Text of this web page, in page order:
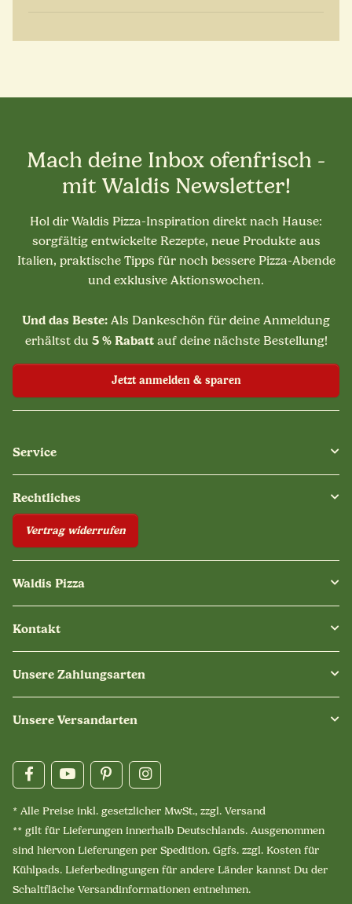
Mach deine Inbox ofenfrisch -
mit Waldis Newsletter!
Hol dir Waldis Pizza-Inspiration direkt nach Hause:
sorgfältig entwickelte Rezepte, neue Produkte aus
Italien, praktische Tipps für noch bessere Pizza-Abende
und exklusive Aktionswochen.
Und das Beste: Als Dankeschön für deine Anmeldung
erhältst du 5 % Rabattauf deine nächste Bestellung!
Jetzt anmelden & sparen
Service
Rechtliches
Vertrag widerrufen
Waldis Pizza
Kontakt
Unsere Zahlungsarten
Unsere Versandarten
* Alle Preise inkl. gesetzlicher MwSt., zzgl. Versand
** gilt für Lieferungen innerhalb Deutschlands. Ausgenommen
sind hiervon Lieferungen per Spedition. Ggfs. zzgl. Kosten für
Kühlpads. Lieferbedingungen für andere Länder kannst Du der
Schaltfläche Versandinformationen entnehmen.